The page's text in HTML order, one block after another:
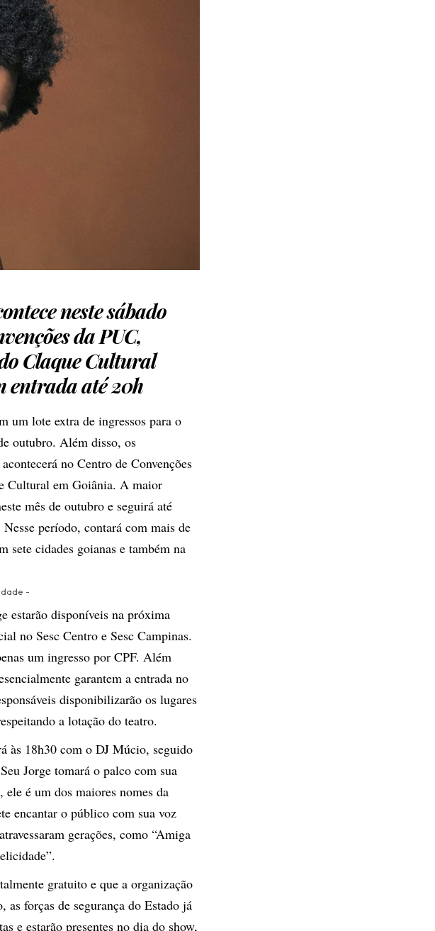
neste sábado
da PUC,
Claque Cultural
entrada até 20h
um lote extra de ingressos para o
outubro. Além disso, os
no Centro de Convenções
Cultural em Goiânia. A maior
mês de outubro e seguirá até
período, contará com mais de
sete cidades goianas e também na
-
estarão disponíveis na próxima
no Sesc Centro e Sesc Campinas.
um ingresso por CPF. Além
garantem a entrada no
disponibilizarão os lugares
a lotação do teatro.
às 18h30 com o DJ Múcio, seguido
Jorge tomará o palco com sua
é um dos maiores nomes da
encantar o público com sua voz
gerações, como “Amiga
gratuito e que a organização
forças de segurança do Estado já
e estarão presentes no dia do show,